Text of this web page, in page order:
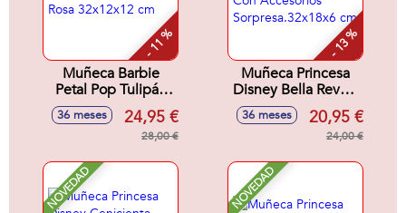
- 11 %
Muñeca Barbie
Petal Pop Tulipán
Rosa 32x12x12 cm
36 meses 24,95 €
28,00 €
- 13 %
Muñeca Princesa
Disney Bella Reveal
Con Accesorios
Sorpresa.32x18x6
36 meses 20,95 €
24,00 €
NOVEDAD NOVEDAD